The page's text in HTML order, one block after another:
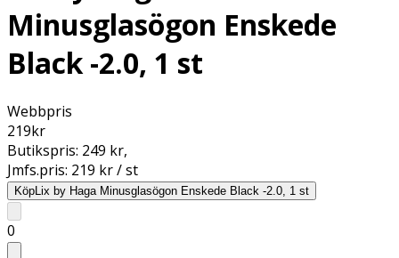
Minusglasögon Enskede
Black -2.0, 1 st
Webbpris
219kr
Butikspris: 249 kr,
Jmfs.pris: 219 kr / st
KöpLix by Haga Minusglasögon Enskede Black -2.0, 1 st
0